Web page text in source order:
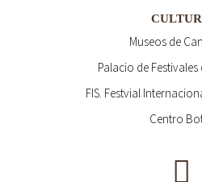
Museos de
Palacio de
FIS. Festvial
Centro